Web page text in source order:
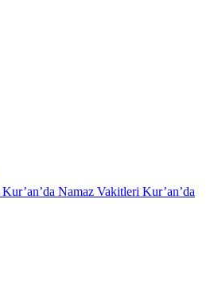
Kur’an’da Namaz Vakitleri Kur’an’da